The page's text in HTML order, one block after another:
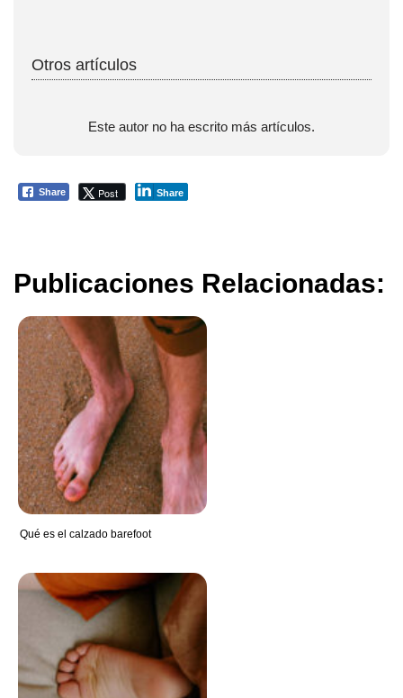
Otros artículos
Este autor no ha escrito más artículos.
Share Post Share
Publicaciones Relacionadas:
Qué es el calzado barefoot